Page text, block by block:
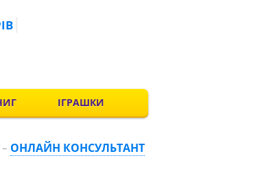
ІГРАШКИ
ОНЛАЙН КОНСУЛЬТАНТ